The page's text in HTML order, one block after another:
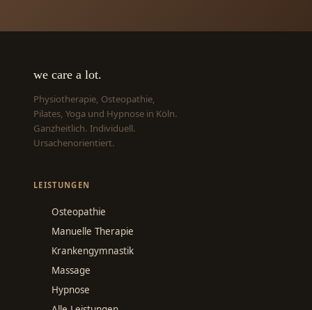
we care a lot.
Physiotherapie, Osteopathie,
Pilates, Yoga und Hypnose in Köln.
Ganzheitlich. Individuell.
Ursachenorientiert.
LEISTUNGEN
Osteopathie
Manuelle Therapie
Krankengymnastik
Massage
Hypnose